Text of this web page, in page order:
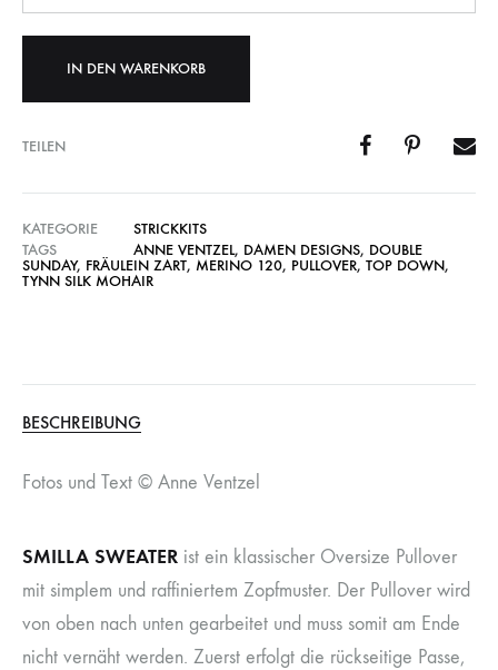
IN DEN WARENKORB
TEILEN
KATEGORIE
STRICKKITS
TAGS
ANNE VENTZEL, DAMEN DESIGNS, DOUBLE
SUNDAY, FRÄULEIN ZART, MERINO 120, PULLOVER, TOP DOWN,
TYNN SILK MOHAIR
BESCHREIBUNG
Fotos und Text © Anne Ventzel
SMILLA SWEATER ist ein klassischer Oversize Pullover
mit simplem und raffiniertem Zopfmuster. Der Pullover wird
von oben nach unten gearbeitet und muss somit am Ende
nicht vernäht werden. Zuerst erfolgt die rückseitige Passe,